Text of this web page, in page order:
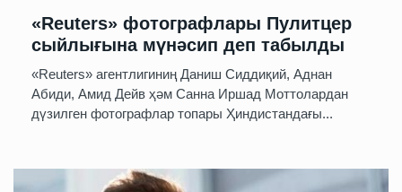
«Reuters» фотографлары Пулитцер
сыйлығына мүнәсип деп табылды
«Reuters» агентлигиниң Даниш Сиддиқий, Аднан
Абиди, Амид Дейв ҳәм Санна Иршад Моттолардан
дүзилген фотографлар топары Ҳиндистандағы...